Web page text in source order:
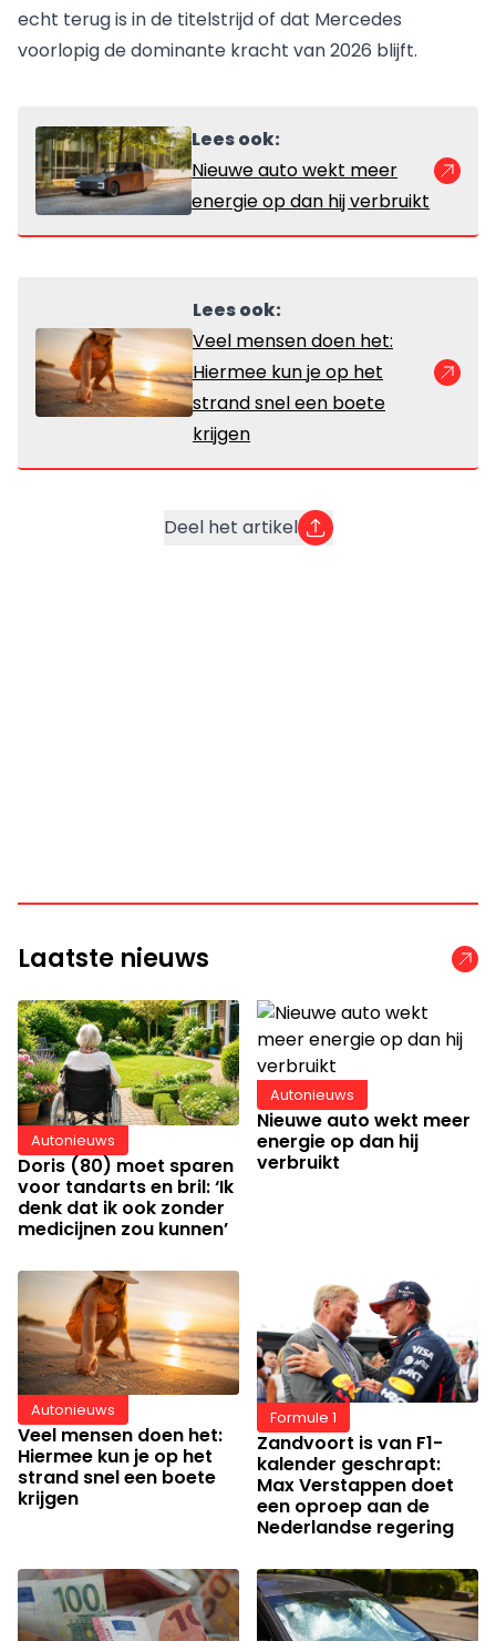
echt terug is in de titelstrijd of dat Mercedes
voorlopig de dominante kracht van 2026 blijft.
Lees ook:
Nieuwe auto wekt meer
energie op dan hij verbruikt
Lees ook:
Veel mensen doen het:
Hiermee kun je op het
strand snel een boete
krijgen
Deel het artikel
Laatste nieuws
Autonieuws
Doris (80) moet sparen
voor tandarts en bril: ‘Ik
denk dat ik ook zonder
medicijnen zou kunnen’
Autonieuws
Nieuwe auto wekt meer
energie op dan hij
verbruikt
Autonieuws
Veel mensen doen het:
Hiermee kun je op het
strand snel een boete
krijgen
Formule 1
Zandvoort is van F1-
kalender geschrapt:
Max Verstappen doet
een oproep aan de
Nederlandse regering